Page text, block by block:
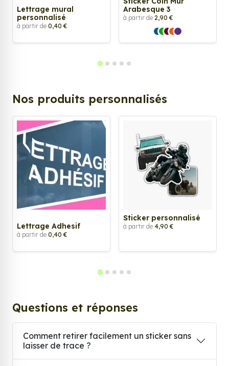
Lettrage mural
personnalisé
à partir de 0,40 €
Arabesque 3
à partir de 2,90 €
Nos produits personnalisés
Lettrage Adhesif
à partir de 0,40 €
Sticker personnalisé
à partir de 4,90 €
Questions et réponses
Comment retirer facilement un sticker sans
laisser de trace ?